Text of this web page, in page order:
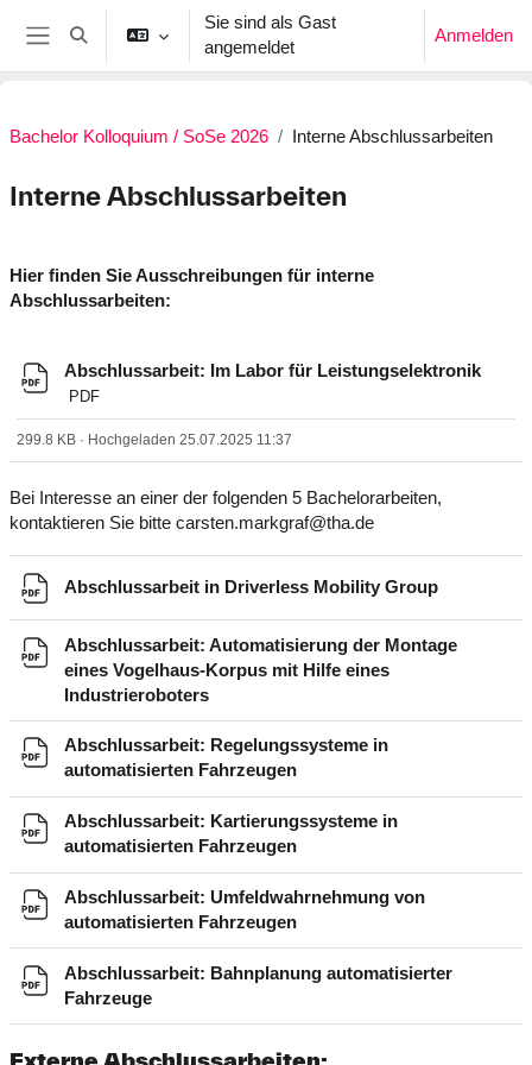
Zum Hauptinhalt
Website-Übersicht
Sucheingabe umschalten
Sie sind als Gast
angemeldet
Anmelden
Bachelor Kolloquium / SoSe 2026 Interne Abschlussarbeiten
Interne Abschlussarbeiten
Hier finden Sie Ausschreibungen für interne
Abschlussarbeiten:
Abschlussarbeit: Im Labor für LeistungselektronikDatei
PDF
299.8 KB · Hochgeladen 25.07.2025 11:37
Bei Interesse an einer der folgenden 5 Bachelorarbeiten,
kontaktieren Sie bitte carsten.markgraf@tha.de
Abschlussarbeit in Driverless Mobility Group
Abschlussarbeit: Automatisierung der Montage
eines Vogelhaus-Korpus mit Hilfe eines
Industrieroboters
Abschlussarbeit: Regelungssysteme in
automatisierten Fahrzeugen
Abschlussarbeit: Kartierungssysteme in
automatisierten Fahrzeugen
Abschlussarbeit: Umfeldwahrnehmung von
automatisierten Fahrzeugen
Abschlussarbeit: Bahnplanung automatisierter
Fahrzeuge